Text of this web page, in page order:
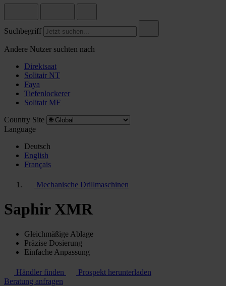
Suchbegriff
Andere Nutzer suchten nach
Direktsaat
Solitair NT
Faya
Tiefenlockerer
Solitair MF
Country Site
Language
Deutsch
English
Français
Mechanische Drillmaschinen
Saphir XMR
Gleichmäßige Ablage
Präzise Dosierung
Einfache Anpassung
Händler finden
Prospekt herunterladen
Beratung anfragen